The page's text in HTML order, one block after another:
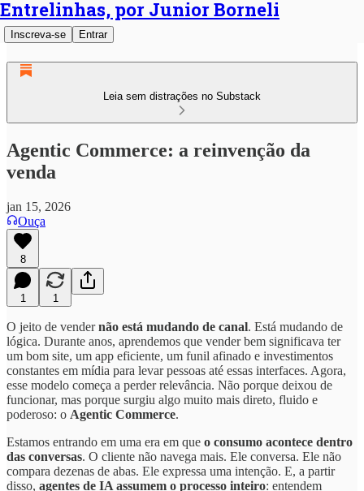
Entrelinhas, por Junior Borneli
Inscreva-se Entrar
Leia sem distrações no Substack
Agentic Commerce: a reinvenção da
venda
jan 15, 2026
Ouça
8
1 1
O jeito de vendernão está mudando de canal. Está mudando de
lógica. Durante anos, aprendemos que vender bem significava ter
um bom site, um app eficiente, um funil afinado e investimentos
constantes em mídia para levar pessoas até essas interfaces. Agora,
esse modelo começa a perder relevância. Não porque deixou de
funcionar, mas porque surgiu algo muito mais direto, fluido e
poderoso: o Agentic Commerce.
Estamos entrando em uma era em que o consumo acontece dentro
das conversas. O cliente não navega mais. Ele conversa. Ele não
compara dezenas de abas. Ele expressa uma intenção. E, a partir
disso, agentes de IA assumem o processo inteiro: entendem